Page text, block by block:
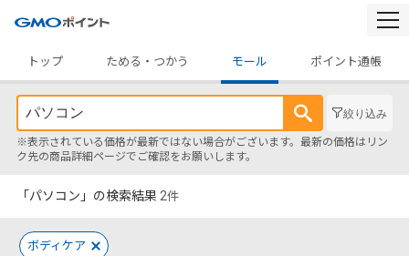
トップ
ためる・つかう モール ポイント通帳
絞り込み
※表示されている価格が最新ではない場合がございます。最新の価格はリン
ク先の商品詳細ページでご確認をお願いします。
「パソコン」の検索結果 2件
ボディケア